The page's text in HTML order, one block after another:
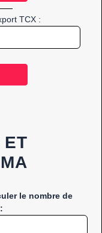
TCX :
ET
le nombre de